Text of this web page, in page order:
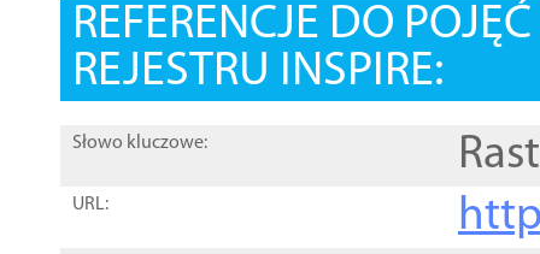
REFERENCJE DO
REJESTRU INSPIRE:
Słowo kluczowe:
URL: